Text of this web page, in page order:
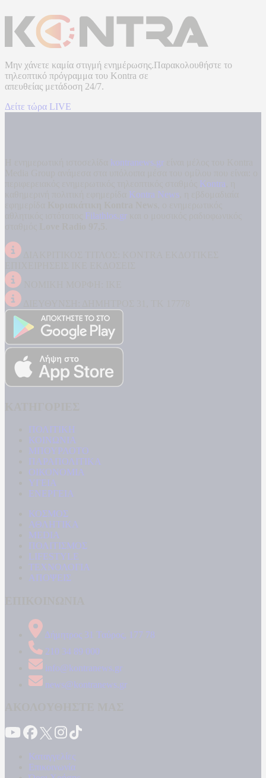
Μην χάνετε καμία στιγμή ενημέρωσης.Παρακολουθήστε το
τηλεοπτικό πρόγραμμα του Kontra σε
απευθείας μετάδοση 24/7.
Δείτε τώρα LIVE
kontranews.gr
Kontra
Kontra News
Filathlos.gr
ΠΟΛΙΤΙΚΗ
ΚΟΙΝΩΝΙΑ
ΜΠΟΥΡΛΟΤΟ
ΠΑΡΑΠΟΛΙΤΙΚΑ
ΟΙΚΟΝΟΜΙΑ
ΥΓΕΙΑ
ΕΝΕΡΓΕΙΑ
ΚΟΣΜΟΣ
ΑΘΛΗΤΙΚΑ
MEDIA
ΠΟΛΙΤΙΣΜΟΣ
LIFESTYLE
ΤΕΧΝΟΛΟΓΙΑ
ΑΠΟΨΕΙΣ
Δήμητρος 31 Ταύρος, 177 78
210 34 89 000
info@kontranews.gr
news@kontranews.gr
Καταγγελίες
Επικοινωνία